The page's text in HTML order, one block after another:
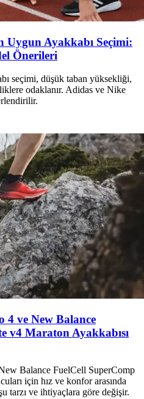
Uygun Ayakkabı Seçimi:
Önerileri
seçimi, düşük taban yüksekliği,
odaklanır. Adidas ve Nike
4 ve New Balance
v4 Maraton Ayakkabısı
Balance FuelCell SuperComp
için hız ve konfor arasında
tarzı ve ihtiyaçlara göre değişir.